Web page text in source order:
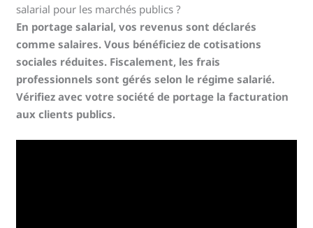
salarial pour les marchés publics ?
En portage salarial, vos revenus sont déclarés
comme salaires. Vous bénéficiez de cotisations
sociales réduites. Fiscalement, les frais
professionnels sont gérés selon le régime salarié.
Vérifiez avec votre société de portage la facturation
aux clients publics.